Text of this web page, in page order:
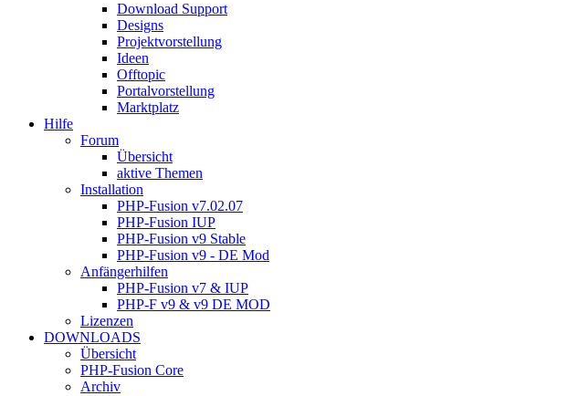
Download Support
Designs
Projektvorstellung
Ideen
Offtopic
Portalvorstellung
Marktplatz
Hilfe
Forum
Übersicht
aktive Themen
Installation
PHP-Fusion v7.02.07
PHP-Fusion IUP
PHP-Fusion v9 Stable
PHP-Fusion v9 - DE Mod
Anfängerhilfen
PHP-Fusion v7 & IUP
PHP-F v9 & v9 DE MOD
Lizenzen
DOWNLOADS
Übersicht
PHP-Fusion Core
Archiv